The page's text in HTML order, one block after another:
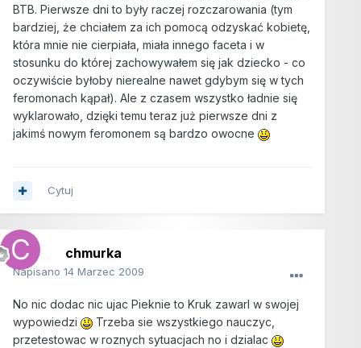
BTB. Pierwsze dni to były raczej rozczarowania (tym
bardziej, że chciałem za ich pomocą odzyskać kobietę,
która mnie nie cierpiała, miała innego faceta i w
stosunku do której zachowywałem się jak dziecko - co
oczywiście byłoby nierealne nawet gdybym się w tych
feromonach kąpał). Ale z czasem wszystko ładnie się
wyklarowało, dzięki temu teraz już pierwsze dni z
jakimś nowym feromonem są bardzo owocne
Cytuj
chmurka
Napisano 14 Marzec 2009
No nic dodac nic ujac Pieknie to Kruk zawarl w swojej
wypowiedzi
Trzeba sie wszystkiego nauczyc,
przetestowac w roznych sytuacjach no i dzialac